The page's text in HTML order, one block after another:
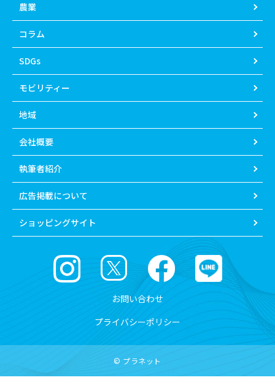
農業
コラム
SDGs
モビリティー
地域
会社概要
執筆者紹介
広告掲載について
ショッピングサイト
お問い合わせ
プライバシーポリシー
© プラネット